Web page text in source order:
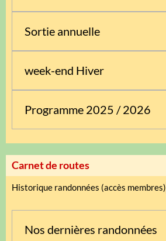
Sortie annuelle
week-end Hiver
Programme 2025 / 2026
Carnet de routes
Historique randonnées (accès membres)
Nos dernières randonnées